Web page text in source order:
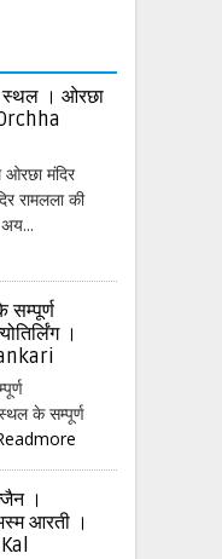
स्थल । ओरछा
मंदिर
रामलला की
सम्पूर्ण
।
के सम्पूर्ण
।
आरती ।